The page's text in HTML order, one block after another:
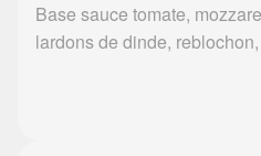
Base sauce tomate,
lardons de dinde,